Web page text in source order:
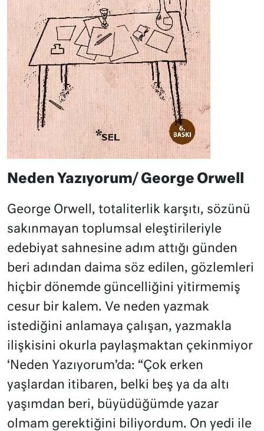
Neden Yazıyorum/ George Orwell
George Orwell, totaliterlik karşıtı, sözünü
sakınmayan toplumsal eleştirileriyle
edebiyat sahnesine adım attığı günden
beri adından daima söz edilen, gözlemleri
hiçbir dönemde güncelliğini yitirmemiş
cesur bir kalem. Ve neden yazmak
istediğini anlamaya çalışan, yazmakla
ilişkisini okurla paylaşmaktan çekinmiyor
‘Neden Yazıyorum’da: “Çok erken
yaşlardan itibaren, belki beş ya da altı
yaşımdan beri, büyüdüğümde yazar
olmam gerektiğini biliyordum. On yedi ile